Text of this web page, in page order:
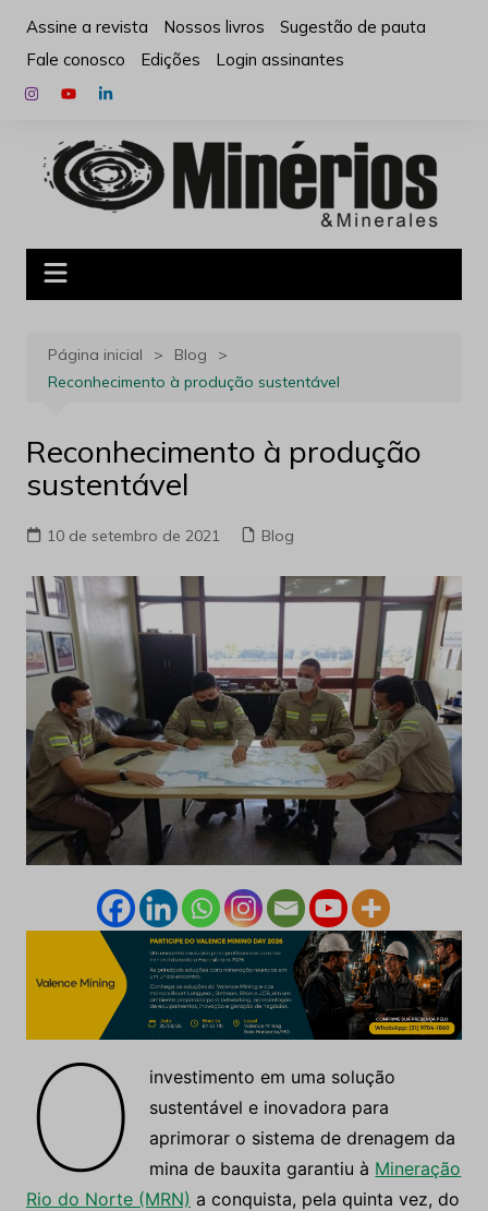
para
conteúdo
Assine a revista Nossos livros
Sugestão de pauta
Fale conosco
Edições Login assinantes
Página inicial
Blog
Reconhecimento à produção sustentável
Reconhecimento à produção
sustentável
10 de setembro de 2021 Blog
O
investimento em uma solução
sustentável e inovadora para
aprimorar o sistema de drenagem da
mina de bauxita garantiu à Mineração
Rio do Norte (MRN) a conquista, pela quinta vez, do